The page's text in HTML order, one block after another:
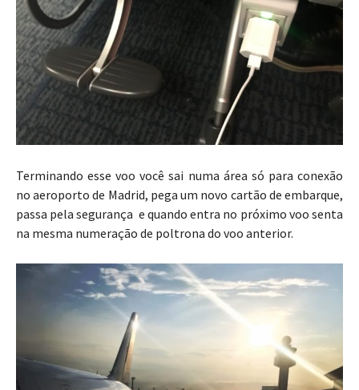
Terminando esse voo você sai numa área só para conexão
no aeroporto de Madrid, pega um novo cartão de embarque,
passa pela segurança e quando entra no próximo voo senta
na mesma numeração de poltrona do voo anterior.